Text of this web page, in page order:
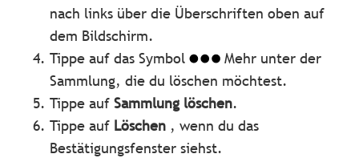
nach links über die Überschriften oben auf
dem Bildschirm.
Tippe auf das Symbol
Mehr unter der
Sammlung, die du löschen möchtest.
Tippe aufSammlung löschen.
Tippe auf Löschen , wenn du das
Bestätigungsfenster siehst.